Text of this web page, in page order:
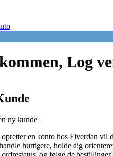
Log
ny kunde.
en konto hos Elverdan vil
hurtigere, holde dig
og følge de bestillinger,